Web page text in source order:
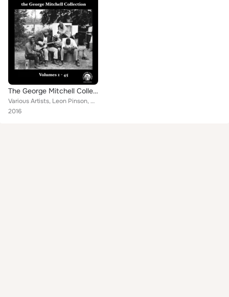
The George Mitchell Collection Vol. 1
Various Artists, Leon Pinson, Buddy Moss, Othar Turner, Big Joe Williams, Cecil Barfield, Houston Stackhouse, John Lee Ziegler
2016